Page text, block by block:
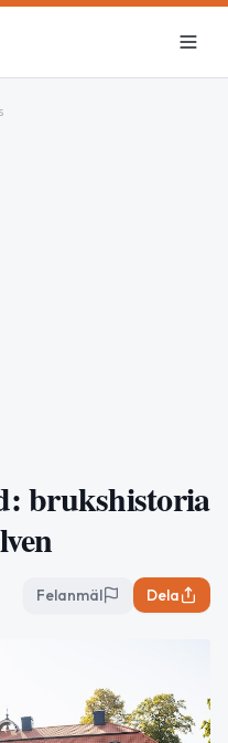
brukshistoria
Felanmäl Dela